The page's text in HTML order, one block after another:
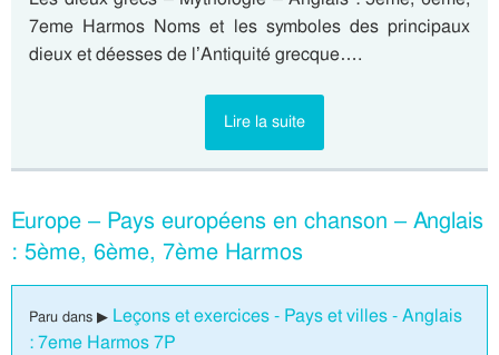
7eme Harmos Noms et les symboles des principaux
dieux et déesses de l’Antiquité grecque….
Lire la suite
Europe – Pays européens en chanson – Anglais
: 5ème, 6ème, 7ème Harmos
Paru dans ▶ Leçons et exercices - Pays et villes - Anglais
: 7eme Harmos 7P